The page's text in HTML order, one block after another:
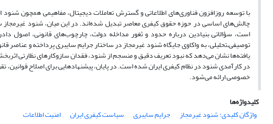
با توسعه روزافزون فناوری‌های اطلاعاتی و گسترش تعاملات دیجیتال، مفاهیمی همچون
چالش‌های اساسی در حوزه حقوق کیفری معاصر تبدیل شده‌اند. در این میان، شنود
است، سؤالاتی بنیادین درباره حدود و ثغور مداخله دولت، چارچوب‌های قانونی، اصول
توصیفی‌ـ‌تحلیلی، به واکاوی جایگاه شنود غیرمجاز در ساختار جرایم سایبری پرداخته و عناصر
یافته‌ها نشان می‌دهد که نبود تعریف دقیق و منسجم از شنود، فقدان سازوکارهای نظارتی
در کارآمدی شنود در نظام کیفری ایران شده است. در پایان، پیشنهادهایی برای اصلاح
خصوصی ارائه می‌شود.
کلیدواژه‌ها
واژگان کلیدی: شنود غیرمجاز
جرایم سایبری سیاست کیفری ایران
امنیت اطلاعات